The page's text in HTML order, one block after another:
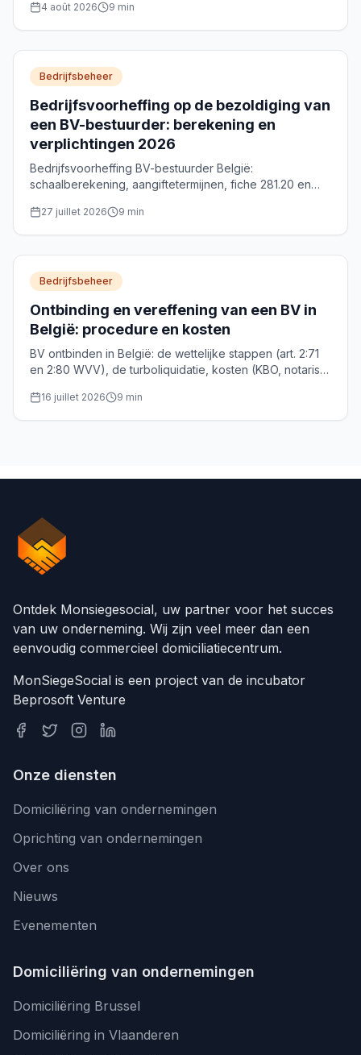
termijnen, exit tax en rol van de notaris.
4 août 2026 9 min
Bedrijfsbeheer
Bedrijfsvoorheffing op de bezoldiging van
een BV-bestuurder: berekening en
verplichtingen 2026
Bedrijfsvoorheffing BV-bestuurder België:
schaalberekening, aangiftetermijnen, fiche 281.20 en
27 juillet 2026 9 min
Bedrijfsbeheer
Ontbinding en vereffening van een BV in
België: procedure en kosten
BV ontbinden in België: de wettelijke stappen (art. 2:71
en 2:80 WVV), de turboliquidatie, kosten (KBO, notaris)
vereffeningsbonus.
16 juillet 2026 9 min
Ontdek Monsiegesocial, uw partner voor het succes
van uw onderneming. Wij zijn veel meer dan een
eenvoudig commercieel domiciliatiecentrum.
MonSiegeSocial is een project van de incubator
Beprosoft Venture
Onze diensten
Domiciliëring van ondernemingen
Oprichting van ondernemingen
Over ons
Nieuws
Evenementen
Domiciliëring van ondernemingen
Domiciliëring Brussel
Domiciliëring in Vlaanderen